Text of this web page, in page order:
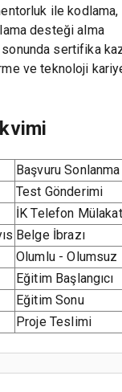
ile
desteği alma
sertifika
ve teknoloji
Başvuru Sonlanma
Test Gönderimi
İK Telefon
Belge İbrazı
Olumlu -
Eğitim Başlangıcı
Eğitim Sonu
Proje Teslimi